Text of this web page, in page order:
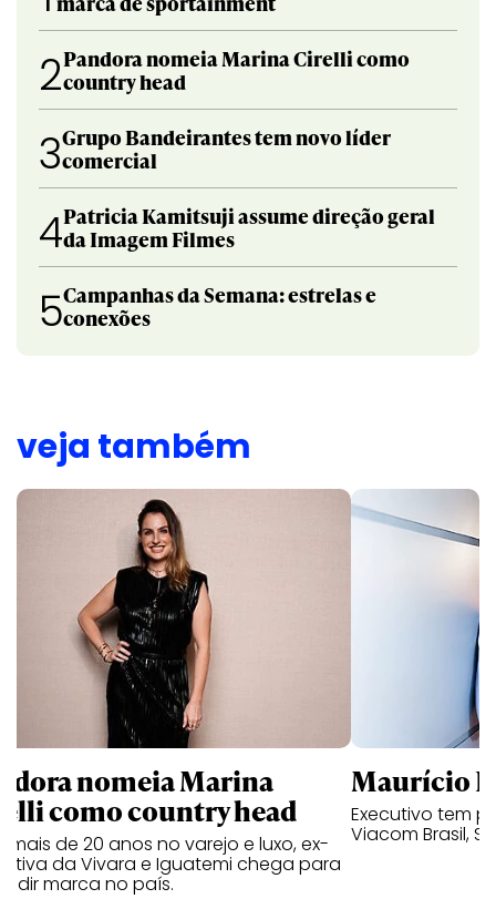
2Pandora nomeia Marina Cirelli como
country head
3Grupo Bandeirantes tem novo líder
comercial
4Patricia Kamitsuji assume direção geral
da Imagem Filmes
5Campanhas da Semana: estrelas e
conexões
veja também
nomeia Marina
como country head
mais de 20 anos no varejo e luxo, ex-
da Vivara e Iguatemi chega para
marca no país.
Maurício
Executivo tem
Viacom Brasil,